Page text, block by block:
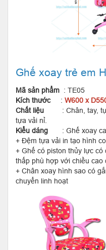
Ghế xoay trẻ em
Mã sản phẩm : TE05
Kích thước: W600 x
Chất liệu
: Chân, tay,
tựa vải nỉ.
Kiểu dáng : Ghế xoay
+ Đệm tựa vải in tạo hình
+ Ghế có piston thủy lực có
thấp phù hợp với chiều cao
+ Chân xoay hình sao có
chuyển linh hoạt